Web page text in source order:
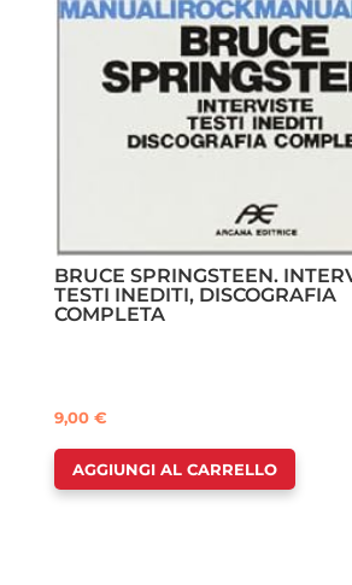
BRUCE SPRINGSTEEN.
TESTI INEDITI, DISCOGRAFIA
COMPLETA
9,00€
AGGIUNGI AL CARRELLO